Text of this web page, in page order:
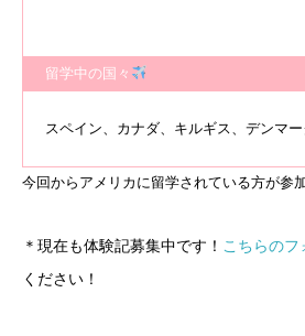
留学中の国々
スペイン、カナダ、キルギス、デンマ
今回からアメリカに留学されている方が参
＊現在も体験記募集中です！ こちらのフ
ください！